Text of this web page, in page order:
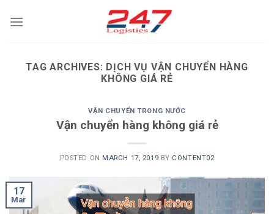
TAG ARCHIVES: DỊCH VỤ VẬN CHUYỂN HÀNG
KHÔNG GIÁ RẺ
VẬN CHUYỂN TRONG NƯỚC
Vận chuyển hàng không giá rẻ
POSTED ON MARCH 17, 2019 BY CONTENT02
17
Mar